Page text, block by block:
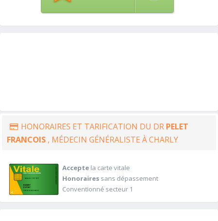
HONORAIRES ET TARIFICATION DU DR PELET
FRANCOIS , MÉDECIN GÉNÉRALISTE À CHARLY
Acceptela carte vitale
Honorairessans dépassement
Conventionné secteur 1